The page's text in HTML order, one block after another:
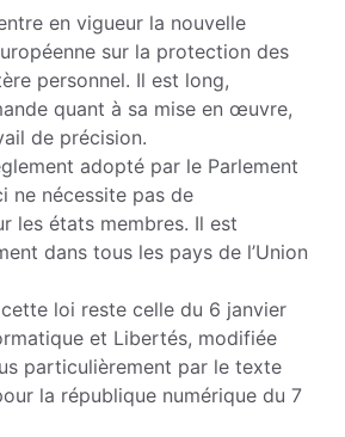
en vigueur la nouvelle
sur la protection des
personnel. Il est long,
quant à sa mise en œuvre,
de précision.
adopté par le Parlement
ne néces­site pas de
les états membres. Il est
dans tous les pays de l’Union
cette loi reste celle du 6 janvier
et Li­bertés, modifiée
par­ticulièrement par le texte
la république numérique du 7